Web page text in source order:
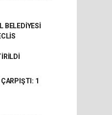
BELEDİYESİ
1